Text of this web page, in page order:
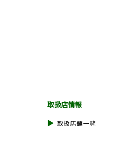
取扱店情報
取扱店舗一覧